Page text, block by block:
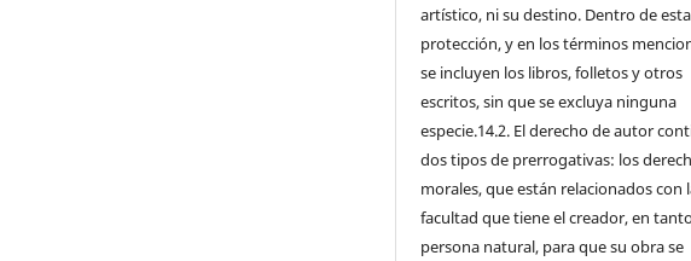
artístico, ni su destino. Dentro de esta
protección, y en los términos
se incluyen los libros, folletos y otros
escritos, sin que se excluya ninguna
especie.14.2. El derecho de autor
dos tipos de prerrogativas: los
morales, que están relacionados con
facultad que tiene el creador, en
persona natural, para que su obra se